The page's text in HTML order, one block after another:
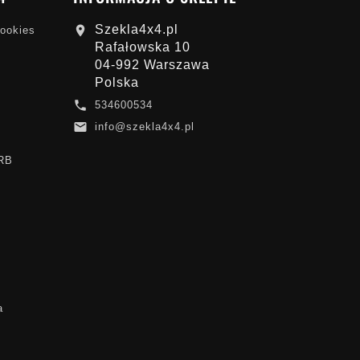

Szekla4x4.pl
Rafałowska 10
04-992 Warszawa
Polska
 534600534
 info@szekla4x4.pl